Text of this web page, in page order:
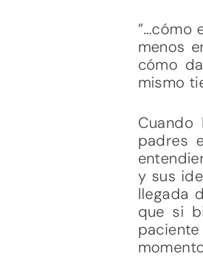
”…cómo
menos
cómo
mismo
padres
y sus
llegada
que si